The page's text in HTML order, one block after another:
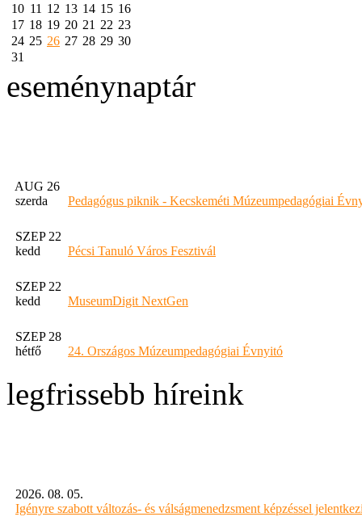
10 11 12 13 14 15 16
17 18 19 20 21 22 23
24 25 26 27 28 29 30
31
eseménynaptár
AUG 26
szerda
Pedagógus piknik - Kecskeméti Múzeumpedagógiai
SZEP 22
kedd
Pécsi Tanuló Város Fesztivál
SZEP 22
kedd
MuseumDigit NextGen
SZEP 28
hétfő
24. Országos Múzeumpedagógiai Évnyitó
legfrissebb híreink
2026. 08. 05.
Igényre szabott változás- és válságmenedzsment képzéssel